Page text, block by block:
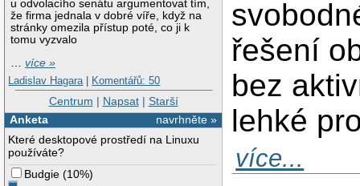
u odvolacího senátu argumentovat tím,
že firma jednala v dobré víře, když na
stránky omezila přístup poté, co ji k
tomu vyzvalo
…více »
Ladislav Hagara | Komentářů: 50
Centrum | Napsat| Starší
navrhněte »
Anketa
Které desktopové prostředí na Linuxu
používáte?
Budgie (10%)
řešení
bez
lehké
více...